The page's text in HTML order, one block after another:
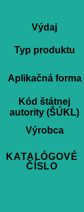
Výdaj
Typ produktu
Aplikačná forma
Kód štátnej
autority (ŠÚKL)
Výrobca
KATALÓGOVÉ
ČÍSLO